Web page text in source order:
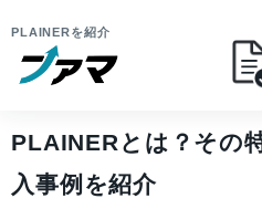
PLAINERを紹介
PLAINERとは？その
入事例を紹介